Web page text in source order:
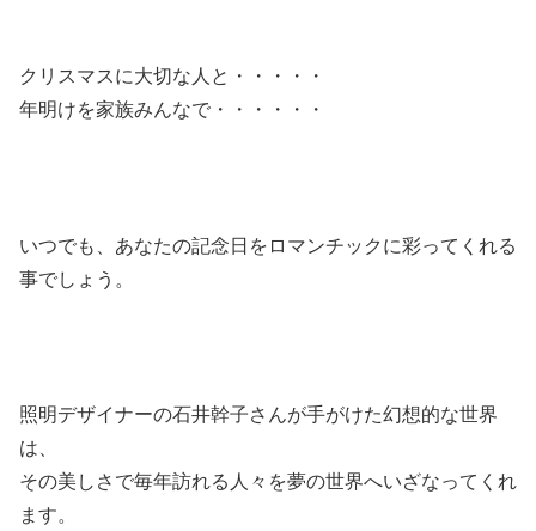
クリスマスに大切な人と・・・・・
年明けを家族みんなで・・・・・・
いつでも、あなたの記念日をロマンチックに彩ってくれる
事でしょう。
照明デザイナーの石井幹子さんが手がけた幻想的な世界
は、
その美しさで毎年訪れる人々を夢の世界へいざなってくれ
ます。